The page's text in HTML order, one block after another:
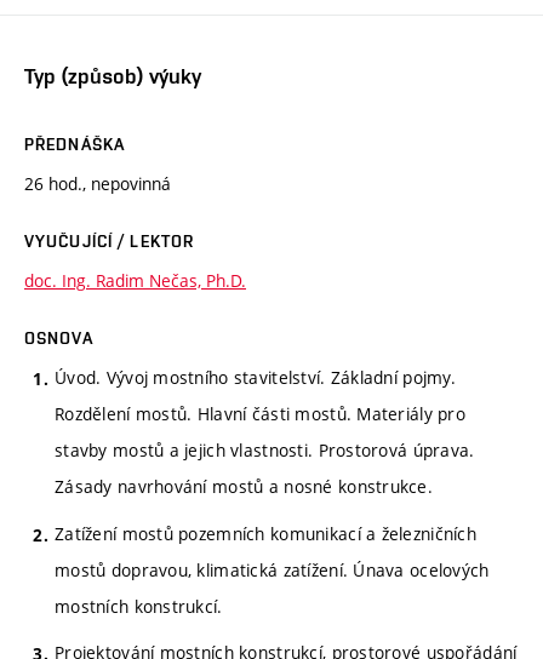
Typ (způsob) výuky
PŘEDNÁŠKA
26 hod., nepovinná
VYUČUJÍCÍ / LEKTOR
doc. Ing. Radim Nečas, Ph.D.
OSNOVA
Úvod. Vývoj mostního stavitelství. Základní pojmy.
Rozdělení mostů. Hlavní části mostů. Materiály pro
stavby mostů a jejich vlastnosti. Prostorová úprava.
Zásady navrhování mostů a nosné konstrukce.
Zatížení mostů pozemních komunikací a železničních
mostů dopravou, klimatická zatížení. Únava ocelových
mostních konstrukcí.
Projektování mostních konstrukcí, prostorové uspořádání